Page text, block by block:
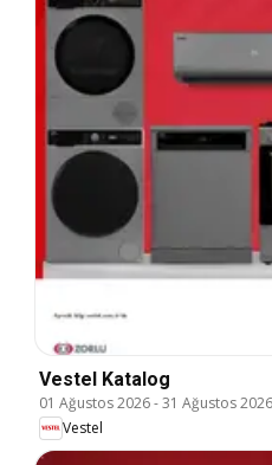
Vestel Katalog
01 Ağustos 2026-31 Ağustos 2026
Vestel